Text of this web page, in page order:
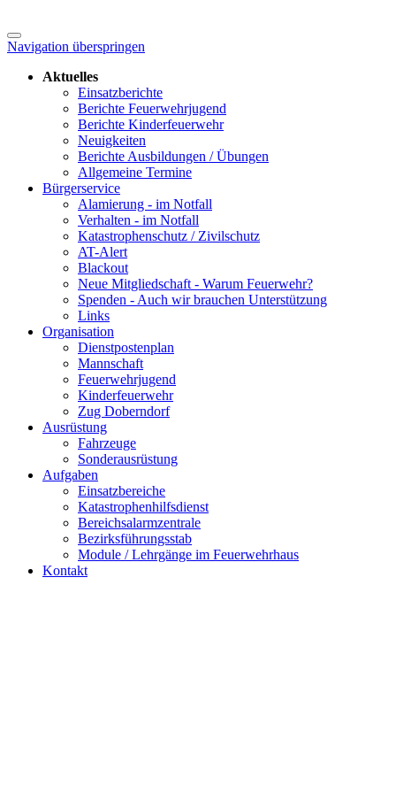
Navigation überspringen
Aktuelles
Einsatzberichte
Berichte Feuerwehrjugend
Berichte Kinderfeuerwehr
Neuigkeiten
Berichte Ausbildungen / Übungen
Allgemeine Termine
Bürgerservice
Alamierung - im Notfall
Verhalten - im Notfall
Katastrophenschutz / Zivilschutz
AT-Alert
Blackout
Neue Mitgliedschaft - Warum Feuerwehr?
Spenden - Auch wir brauchen Unterstützung
Links
Organisation
Dienstpostenplan
Mannschaft
Feuerwehrjugend
Kinderfeuerwehr
Zug Doberndorf
Ausrüstung
Fahrzeuge
Sonderausrüstung
Aufgaben
Einsatzbereiche
Katastrophenhilfsdienst
Bereichsalarmzentrale
Bezirksführungsstab
Module / Lehrgänge im Feuerwehrhaus
Kontakt